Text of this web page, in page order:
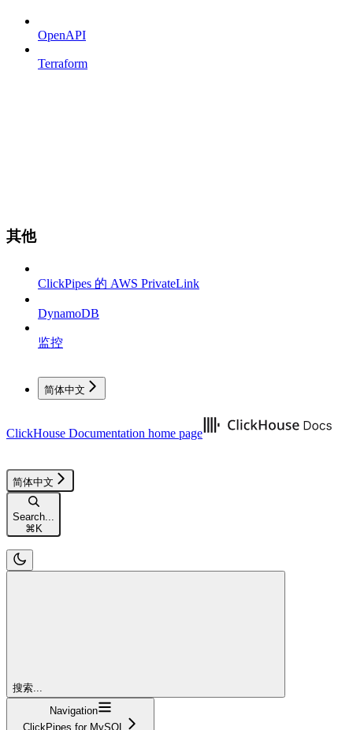
OpenAPI
Terraform
其他
ClickPipes 的 AWS PrivateLink
DynamoDB
监控
简体中文
ClickHouse Documentation home page
简体中文
Search...
⌘K
搜索...
Navigation
ClickPipes for MySQL